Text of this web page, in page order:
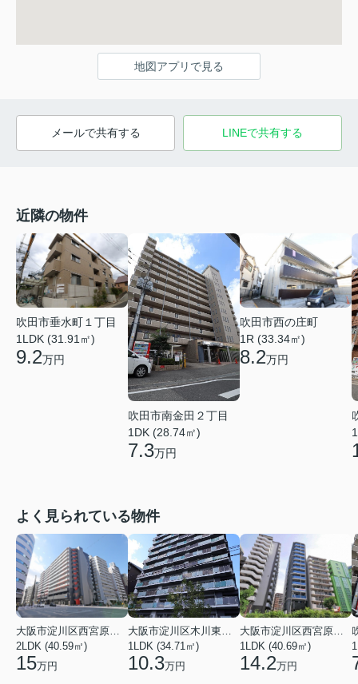
地図アプリで見る
メールで共有する LINEで共有する
近隣の物件
吹田市垂水町１丁目
1LDK (31.91㎡)
9.2万円
吹田市南金田２丁目
1DK (28.74㎡)
7.3万円
吹田市西の庄町
1R (33.34㎡)
8.2万円
よく見られている物件
大阪市淀川区西宮原１丁目
2LDK (40.59㎡)
15万円
大阪市淀川区木川東４丁目
1LDK (34.71㎡)
10.3万円
大阪市淀川区西宮原１丁目
1LDK (40.69㎡)
14.2万円